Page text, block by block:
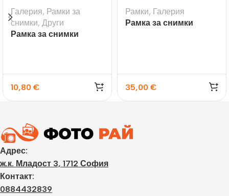
Галерия, Рамки за
снимки, Други
Рамка за снимки
10,80 €
Рамки, Галерия
Рамка за снимки
35,00 €
Адрес:
ж.к. Младост 3, 1712 София
Контакт:
0884432839